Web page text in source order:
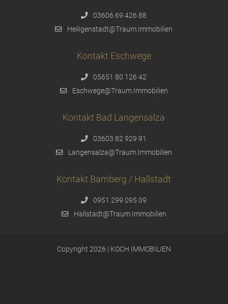
03606 69 426 88
Heiligenstadt@Traum.Immobilien
Kontakt Eschwege
05651 80 126 42
Eschwege@Traum.Immobilien
Kontakt Bad Langensalza
03603 82 929 91
Langensalza@Traum.Immobilien
Kontakt Bamberg / Hallstadt
0951 299 095 09
Hallstadt@Traum.Immobilien
Copyright 2026 | KOCH IMMOBILIEN